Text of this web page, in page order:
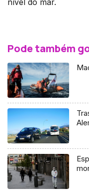
nível do mar.
Pode também